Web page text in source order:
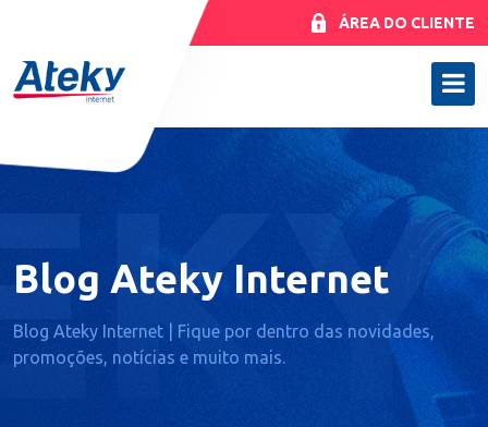
ÁREA DO CLIENTE
Blog Ateky Internet
Blog Ateky Internet | Fique por dentro das novidades,
promoções, notícias e muito mais.